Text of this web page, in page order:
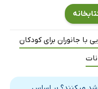
با جانوران برای کودکان